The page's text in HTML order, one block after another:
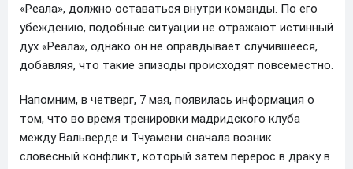
«Реала», должно оставаться внутри команды. По его
убеждению, подобные ситуации не отражают истинный
дух «Реала», однако он не оправдывает случившееся,
добавляя, что такие эпизоды происходят повсеместно.
Напомним, в четверг, 7 мая, появилась информация о
том, что во время тренировки мадридского клуба
между Вальверде и Тчуамени сначала возник
словесный конфликт, который затем перерос в драку в